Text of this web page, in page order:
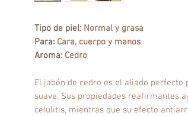
Tipo de piel: Normal y grasa
Para: Cara, cuerpo y manos
Aroma: Cedro
El jabón de cedro es el aliado
suave. Sus propiedades reafirmantes
celulitis, mientras que su efecto